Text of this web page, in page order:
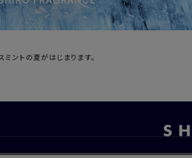
ントの夏がはじまります。